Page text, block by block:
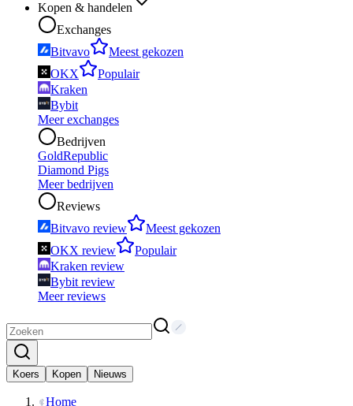
Kopen & handelen
Exchanges
Bitvavo
Meest gekozen
OKX
Populair
Kraken
Bybit
Meer exchanges
Bedrijven
GoldRepublic
Diamond Pigs
Meer bedrijven
Reviews
Bitvavo review
Meest gekozen
OKX review
Populair
Kraken review
Bybit review
Meer reviews
Koers Kopen Nieuws
Home